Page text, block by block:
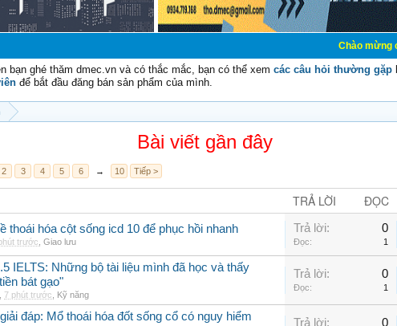
Chào mừng các bạn
bạn ghé thăm dmec.vn và có thắc mắc, bạn có thể xem các câu hỏi thường gặp
để bắt đầu đăng bán sản phẩm của mình.
Bài viết gần đây
2 3 4 5 6 → 10 Tiếp >
TRẢ LỜI ĐỌC
thoái hóa cột sống icd 10 để phục hồi nhanh
trước Giao lưu
Trả lời: 0
Đọc: 1
IELTS: Những bộ tài liệu mình đã học và thấy
bát gạo"
7 phút trước Kỹ năng
Trả lời: 0
Đọc: 1
đáp: Mổ thoái hóa đốt sống cổ có nguy hiểm
Trả lời: 0